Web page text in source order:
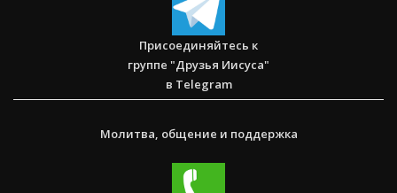
Присоединяйтесь к
группе "Друзья Иисуса"
в Telegram
Молитва, общение и поддержка